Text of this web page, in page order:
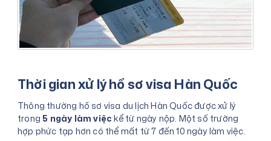
Thời gian xử lý hồ sơ visa Hàn Quốc
Thông thường hồ sơ visa du lịch Hàn Quốc được xử lý
trong 5 ngày làm việckể từ ngày nộp. Một số trường
hợp phức tạp hơn có thể mất từ 7 đến 10 ngày làm việc.